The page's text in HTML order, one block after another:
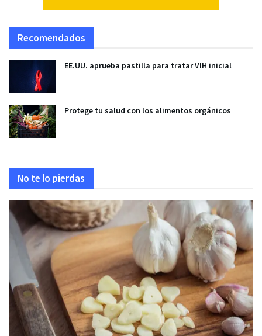
Recomendados
EE.UU. aprueba pastilla para tratar VIH inicial
Protege tu salud con los alimentos orgánicos
No te lo pierdas